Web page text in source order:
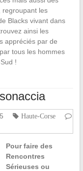
regroupant les
Blacks vivant dans
ainsi les
appréciés par de
tous les hommes
!
Haute-Corse
Pour faire des
Rencontres
Sérieuses ou